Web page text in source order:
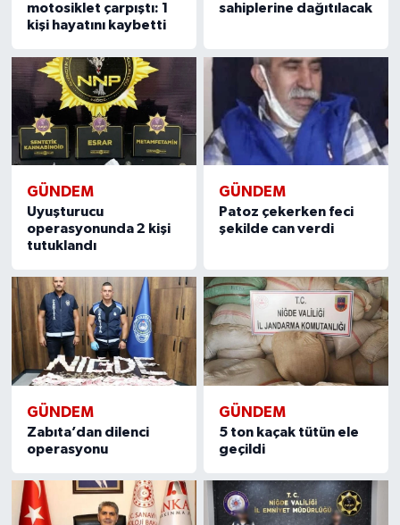
motosiklet çarpıştı: 1
kişi hayatını kaybetti
sahiplerine dağıtılacak
GÜNDEM
Uyuşturucu
operasyonunda 2 kişi
tutuklandı
GÜNDEM
Patoz çekerken feci
şekilde can verdi
GÜNDEM
Zabıta’dan dilenci
operasyonu
GÜNDEM
5 ton kaçak tütün ele
geçildi